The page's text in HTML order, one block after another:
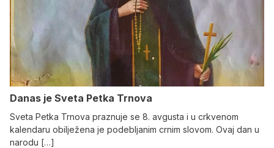
Danas je Sveta Petka Trnova
Sveta Petka Trnova praznuje se 8. avgusta i u crkvenom
kalendaru obilježena je podebljanim crnim slovom. Ovaj dan u
narodu […]